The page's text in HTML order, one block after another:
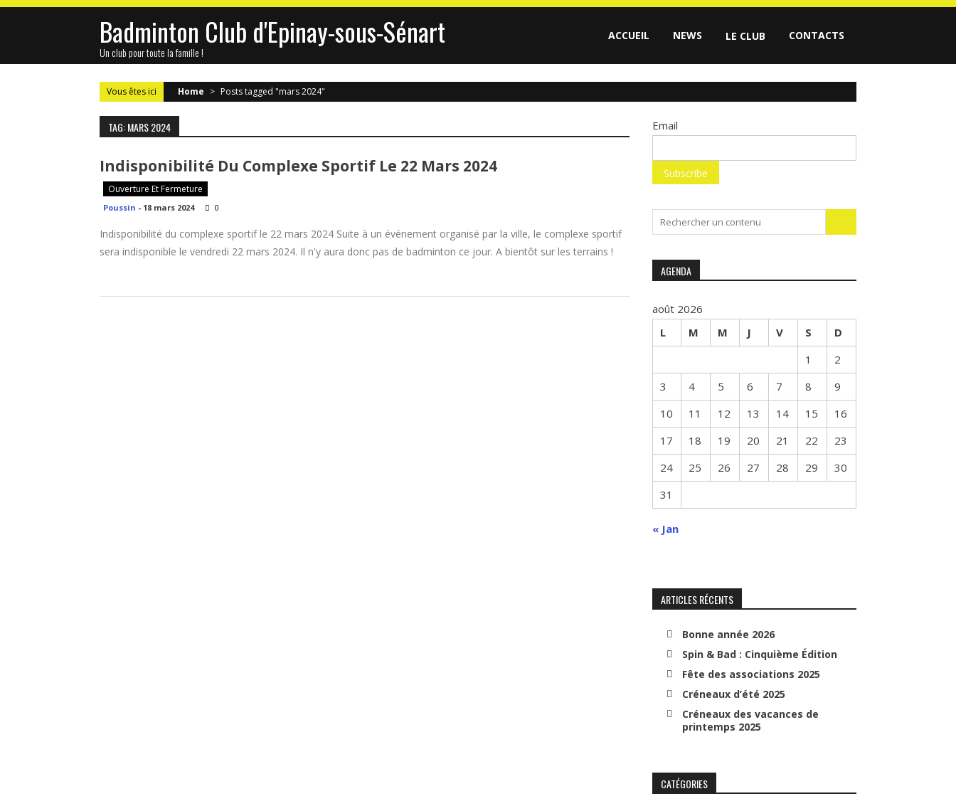
Skip
Badminton Club d'Epinay-sous-Sénart
Un club pour toute la famille !
ACCUEIL NEWS LE CLUB CONTACTS
Vous êtes ici Home > Posts tagged "mars 2024"
TAG: MARS 2024
Indisponibilité Du Complexe Sportif Le 22 Mars 2024
Ouverture Et Fermeture
Poussin - 18 mars 2024 0
Indisponibilité du complexe sportif le 22 mars 2024 Suite à un événement organisé par la ville, le complexe sportif
sera indisponible le vendredi 22 mars 2024. Il n'y aura donc pas de badminton ce jour. A bientôt sur les terrains !
Email
for:
AGENDA
août 2026
L
M M J V S
D
1
2
3
4 5 6 7 8
9
10
11 12 13 14 15
16
17
18 19 20 21 22
23
24
25 26 27 28 29
30
31
« Jan
ARTICLES RÉCENTS
Bonne année 2026
Spin & Bad : Cinquième Édition
Fête des associations 2025
Créneaux d’été 2025
Créneaux des vacances de
printemps 2025
CATÉGORIES